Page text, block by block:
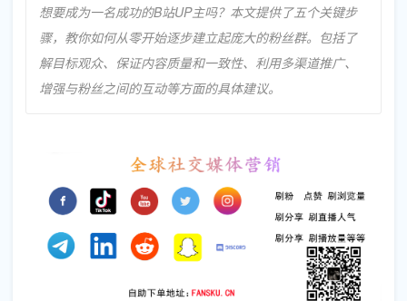
想要成为一名成功的B站UP主吗？本文提供了五个关键步
骤，教你如何从零开始逐步建立起庞大的粉丝群。包括了
解目标观众、保证内容质量和一致性、利用多渠道推广、
增强与粉丝之间的互动等方面的具体建议。